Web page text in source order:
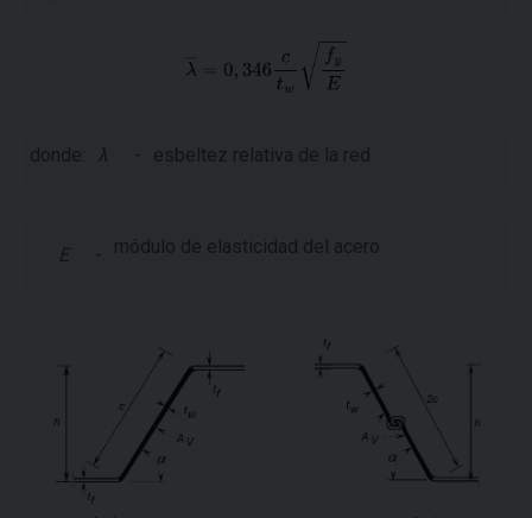
donde: λ - esbeltez relativa de la red
E - módulo de elasticidad del acero